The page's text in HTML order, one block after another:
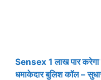
Sensex 1 लाख पार
धमाकेदार बुलिश कॉल –